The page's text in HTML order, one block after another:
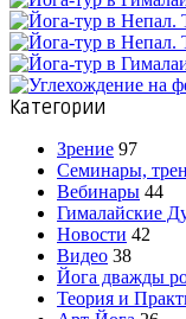
Категории
Зрение 97
Семинары,
Вебинары 44
Гималайские
Новости 42
Видео 38
Йога дважды
Теория и